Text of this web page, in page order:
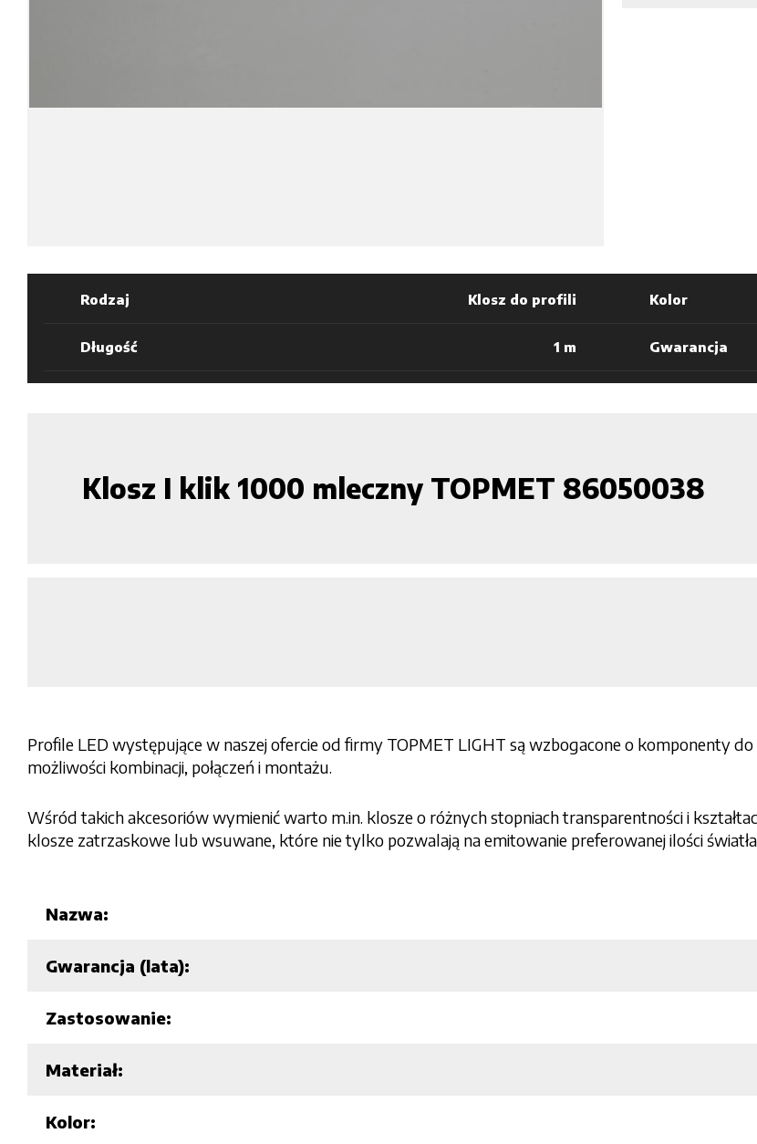
Rodzaj Klosz do profili Kolor
Długość 1 m Gwarancja
Klosz I klik 1000 mleczny TOPMET 86050038
Profile LED występujące w naszej ofercie od firmy TOPMET LIGHT są wzbogacone o komponenty
możliwości kombinacji, połączeń i montażu.
Wśród takich akcesoriów wymienić warto m.in. klosze o różnych stopniach transparentności i
klosze zatrzaskowe lub wsuwane, które nie tylko pozwalają na emitowanie preferowanej ilości
Nazwa:
Gwarancja (lata):
Zastosowanie:
Materiał:
Kolor: